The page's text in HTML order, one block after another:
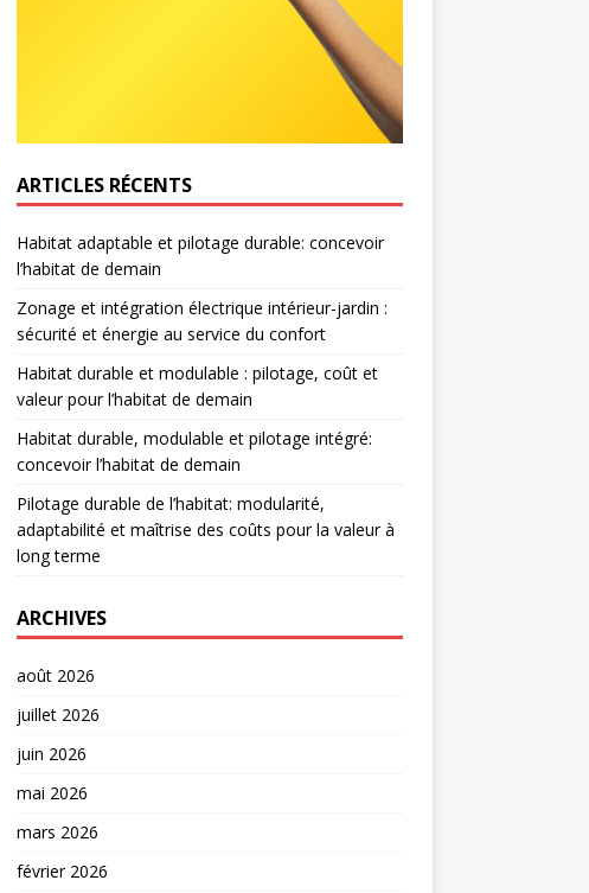
ARTICLES RÉCENTS
Habitat adaptable et pilotage durable: concevoir
l’habitat de demain
Zonage et intégration électrique intérieur-jardin :
sécurité et énergie au service du confort
Habitat durable et modulable : pilotage, coût et
valeur pour l’habitat de demain
Habitat durable, modulable et pilotage intégré:
concevoir l’habitat de demain
Pilotage durable de l’habitat: modularité,
adaptabilité et maîtrise des coûts pour la valeur à
long terme
ARCHIVES
août 2026
juillet 2026
juin 2026
mai 2026
mars 2026
février 2026